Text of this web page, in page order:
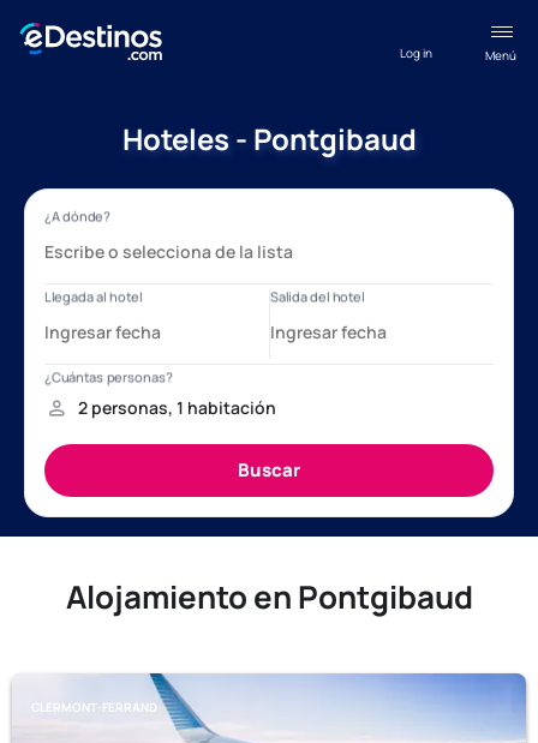
Menú
Log in
Hoteles - Pontgibaud
Alojamiento en Pontgibaud
CLERMONT-FERRAND